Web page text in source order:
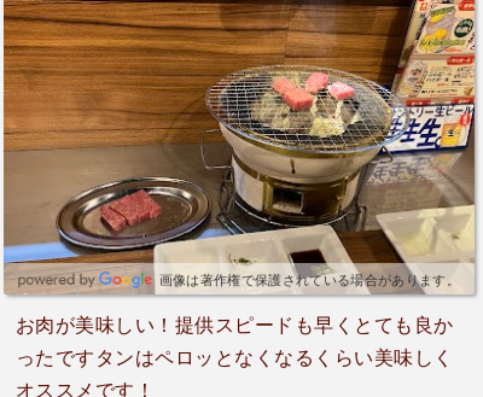
画像は著作権で保護されている場合があります。
お肉が美味しい！提供スピードも早くとても良か
ったですタンはペロッとなくなるくらい美味しく
オススメです！